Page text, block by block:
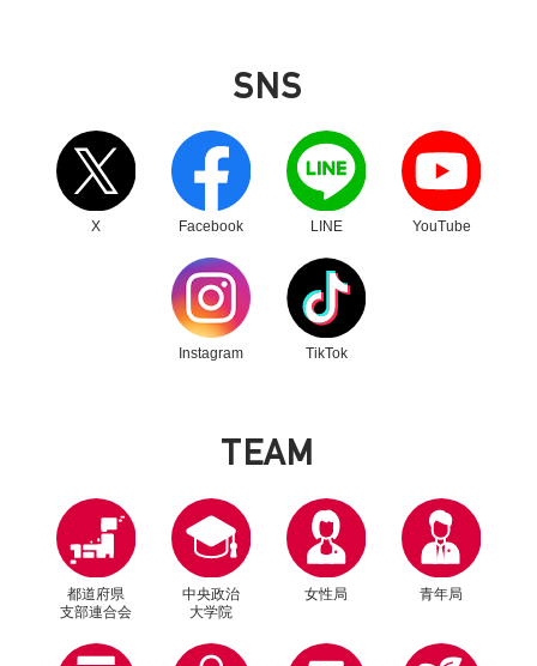
秋田県において、第1回移動政調会を開催
小林 鷹之 政務調査会長ら、秋田県でのクマ被害
状況を視察
SNS
X
別ウィンドウリンク
Facebook
別ウィンドウリンク
LINE
別ウィンドウリンク
YouTube
別ウィンドウリンク
Instagram
別ウィンドウリンク
TikTok
別ウィンドウリンク
TEAM
都道府県
支部連合会
中央政治
大学院
女性局 青年局